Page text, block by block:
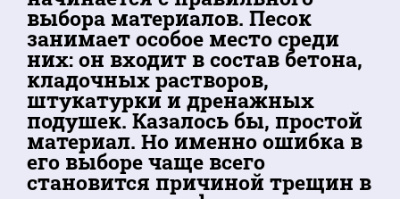
выбора материалов. Песок
занимает особое место среди
них: он входит в состав бетона,
кладочных растворов,
штукатурки и дренажных
подушек. Казалось бы, простой
материал. Но именно ошибка в
его выборе чаще всего
становится причиной трещин в